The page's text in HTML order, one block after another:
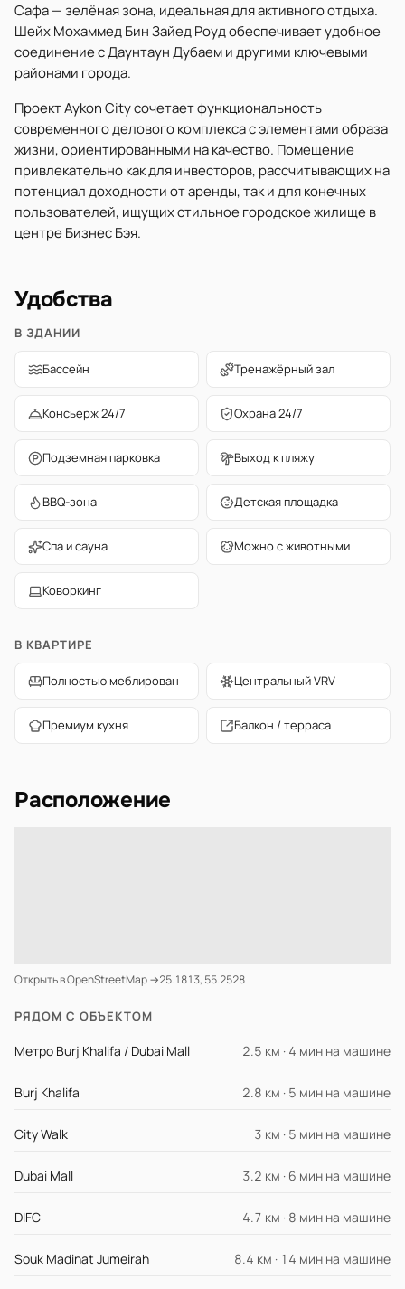
Сафа — зелёная зона, идеальная для активного отдыха.
Шейх Мохаммед Бин Зайед Роуд обеспечивает удобное
соединение с Даунтаун Дубаем и другими ключевыми
районами города.
Проект Aykon City сочетает функциональность
современного делового комплекса с элементами образа
жизни, ориентированными на качество. Помещение
привлекательно как для инвесторов, рассчитывающих на
потенциал доходности от аренды, так и для конечных
пользователей, ищущих стильное городское жилище в
центре Бизнес Бэя.
Удобства
В ЗДАНИИ
Бассейн Тренажёрный зал
Консьерж 24/7 Охрана 24/7
Подземная парковка Выход к пляжу
BBQ-зона Детская площадка
Спа и сауна Можно с животными
Коворкинг
В КВАРТИРЕ
Полностью меблирован Центральный VRV
Премиум кухня Балкон / терраса
Расположение
Открыть в OpenStreetMap →25.1813, 55.2528
РЯДОМ С ОБЪЕКТОМ
Метро Burj Khalifa / Dubai Mall 2.5 км · 4 мин на машине
Burj Khalifa 2.8 км · 5 мин на машине
City Walk 3 км · 5 мин на машине
Dubai Mall 3.2 км · 6 мин на машине
DIFC 4.7 км · 8 мин на машине
Souk Madinat Jumeirah 8.4 км · 14 мин на машине